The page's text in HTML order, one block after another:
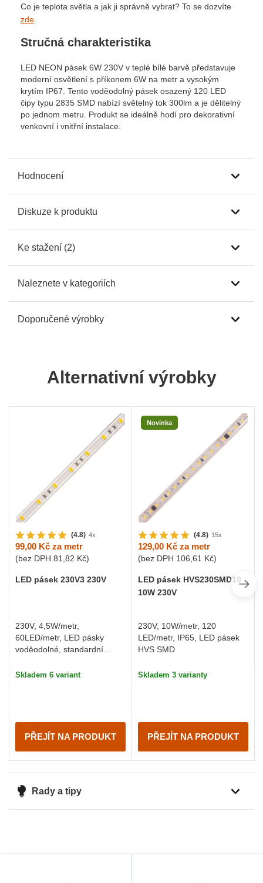
Co je teplota světla a jak ji správně vybrat? To se dozvíte
zde
Stručná charakteristika
LED NEON pásek 6W 230V v teplé bílé barvě představuje
moderní osvětlení s příkonem 6W na metr a vysokým
krytím IP67. Tento voděodolný pásek osazený 120 LED
čipy typu 2835 SMD nabízí světelný tok 300lm a je dělitelný
po jednom metru. Produkt se ideálně hodí pro dekorativní
venkovní i vnitřní instalace.
Hodnocení
Diskuze k produktu
Ke stažení (2)
Naleznete v kategoriích
Doporučené výrobky
Alternativní výrobky
(4.8) 4x
99,00 Kč za metr
(bez DPH 81,82 Kč)
LED pásek 230V3 230V
230V, 4,5W/metr,
60LED/metr, LED pásky
voděodolné, standardní
Skladem 6 variant
PŘEJÍT NA PRODUKT
Novinka
(4.8) 15x
129,00 Kč za metr
(bez DPH 106,61 Kč)
LED pásek HVS230SMD10
10W 230V
230V, 10W/metr, 120
LED/metr, IP65, LED pásek
HVS SMD
Skladem 3 varianty
PŘEJÍT NA PRODUKT
Rady a tipy